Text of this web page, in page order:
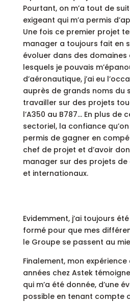
Pourtant, on m’a tout de
exigeant qui m’a permis
Une fois ce premier projet
manager a toujours fait en
évoluer dans des domaines
lesquels je pouvais
d’aéronautique, j’ai eu
auprès de grands noms du
travailler sur des projets
l’A350 au B787… En plus de
sectoriel, la confiance
permis de gagner en
chef de projet et d’avoir
manager sur des projets
et internationaux.
Evidemment, j’ai toujours
formé pour que mes
le Groupe se passent au
Finalement, mon
années chez Astek
qui m’a été donnée, d’une
possible en tenant compte